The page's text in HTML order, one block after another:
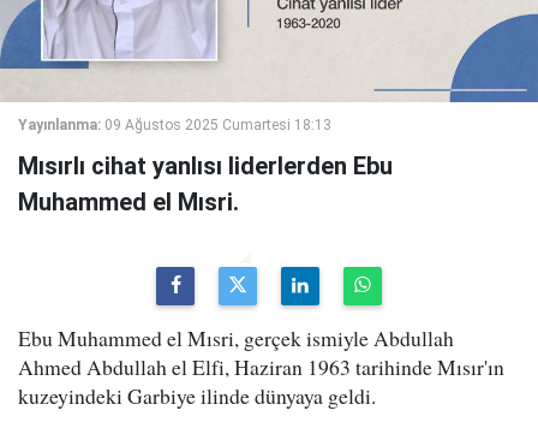
Yayınlanma: 09 Ağustos 2025 Cumartesi 18:13
Mısırlı cihat yanlısı liderlerden Ebu
Muhammed el Mısri.
Ebu Muhammed el Mısri, gerçek ismiyle Abdullah
Ahmed Abdullah el Elfi, Haziran 1963 tarihinde Mısır'ın
kuzeyindeki Garbiye ilinde dünyaya geldi.